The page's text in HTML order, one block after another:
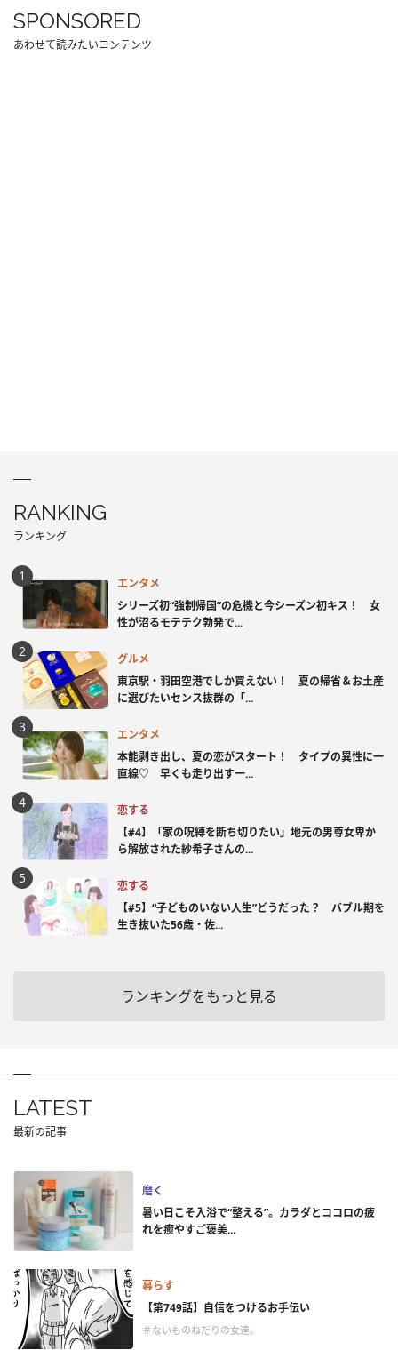
SPONSORED
あわせて読みたいコンテンツ
RANKING
ランキング
エンタメ
シリーズ初“強制帰国”の危機と今シーズン初キス！ 女
性が沼るモテテク勃発で...
グルメ
東京駅・羽田空港でしか買えない！ 夏の帰省＆お土産
に選びたいセンス抜群の「...
エンタメ
本能剥き出し、夏の恋がスタート！ タイプの異性に一
直線♡ 早くも走り出す一...
恋する
【#4】「家の呪縛を断ち切りたい」地元の男尊女卑か
ら解放された紗希子さんの...
恋する
【#5】“子どものいない人生”どうだった？ バブル期を
生き抜いた56歳・佐...
ランキングをもっと見る
LATEST
最新の記事
磨く
暑い日こそ入浴で“整える”。カラダとココロの疲
れを癒やすご褒美...
暮らす
【第749話】自信をつけるお手伝い
＃ないものねだりの女達。